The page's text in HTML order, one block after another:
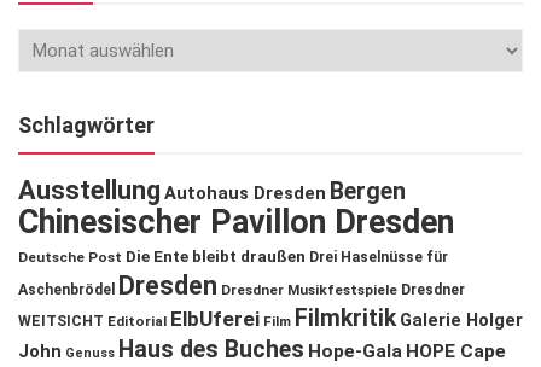
Schlagwörter
Ausstellung Autohaus Dresden Bergen
Chinesischer Pavillon Dresden
Deutsche Post Die Ente bleibt draußen Drei Haselnüsse für
Aschenbrödel
Dresden Dresdner Musikfestspiele Dresdner
WEITSICHT Editorial ElbUferei Film Filmkritik Galerie Holger
John Genuss Haus des Buches Hope-Gala HOPE Cape